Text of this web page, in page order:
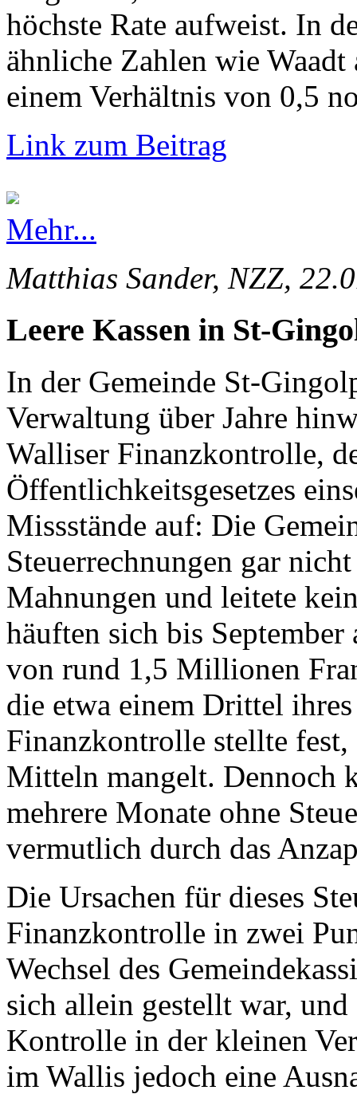
höchste Rate aufweist. In
ähnliche Zahlen wie
einem Verhältnis von 0,5
Link zum Beitrag
Mehr...
Matthias Sander, NZZ,
Leere Kassen in St-
In der Gemeinde St-
Verwaltung über Jahre
Walliser Finanzkontrolle,
Öffentlichkeitsgesetzes
Missstände auf: Die
Steuerrechnungen gar
Mahnungen und leitete
häuften sich bis September
von rund 1,5 Millionen
die etwa einem Drittel
Finanzkontrolle stellte
Mitteln mangelt. Dennoch
mehrere Monate ohne
vermutlich durch das
Die Ursachen für dieses
Finanzkontrolle in zwei
Wechsel des
sich allein gestellt war,
Kontrolle in der kleinen
im Wallis jedoch eine